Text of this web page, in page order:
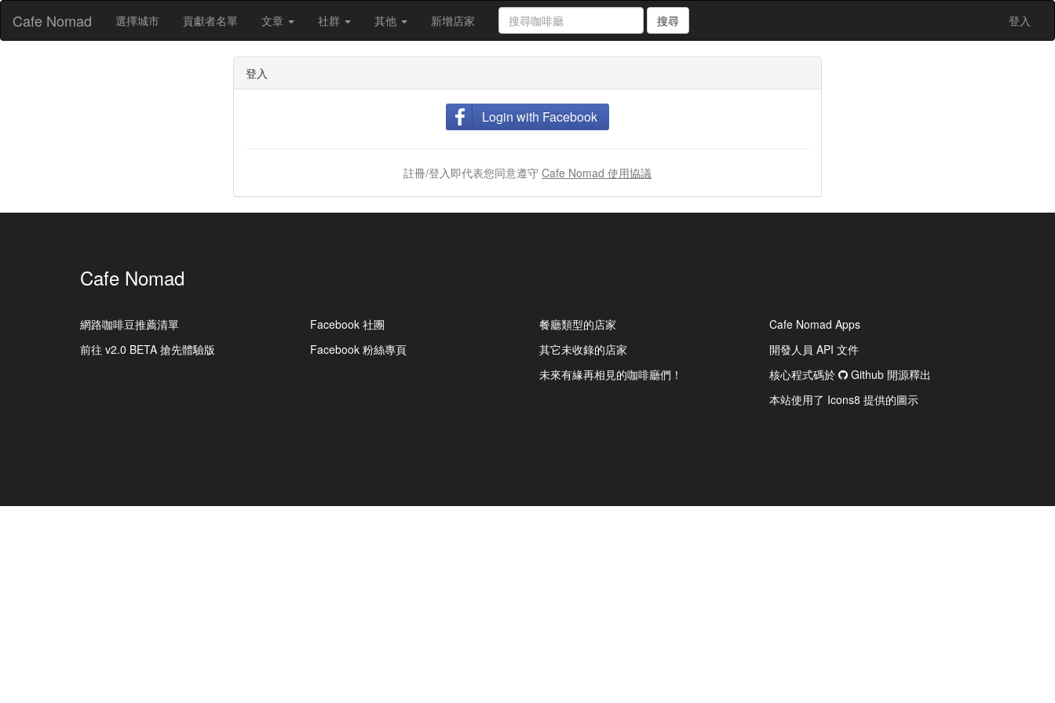
Cafe Nomad 選擇城市 貢獻者名單 文章 社群 其他 新增店家 搜尋 登入
登入
Login with Facebook
註冊/登入即代表您同意遵守 Cafe Nomad 使用協議
Cafe Nomad
網路咖啡豆推薦清單
前往 v2.0 BETA 搶先體驗版
Facebook 社團
Facebook 粉絲專頁
餐廳類型的店家
其它未收錄的店家
未來有緣再相見的咖啡廳們！
Cafe Nomad Apps
開發人員 API 文件
核心程式碼於
Github 開源釋出
本站使用了 Icons8 提供的圖示